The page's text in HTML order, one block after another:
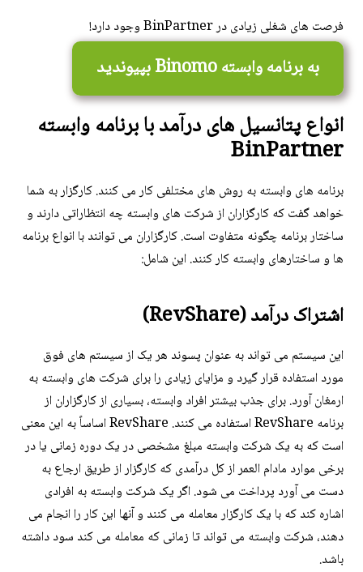
فرصت های شغلی زیادی در BinPartner وجود دارد!
به برنامه وابسته Binomo بپیوندید
انواع پتانسیل های درآمد با برنامه وابسته
BinPartner
برنامه های وابسته به روش های مختلفی کار می کنند. کارگزار به شما
خواهد گفت که کارگزاران از شرکت های وابسته چه انتظاراتی دارند و
ساختار برنامه چگونه متفاوت است. کارگزاران می توانند با انواع برنامه
ها و ساختارهای وابسته کار کنند. این شامل:
اشتراک درآمد (RevShare)
این سیستم می تواند به عنوان پسوند هر یک از سیستم های فوق
مورد استفاده قرار گیرد و مزایای زیادی را برای شرکت های وابسته به
ارمغان آورد. برای جذب بیشتر افراد وابسته، بسیاری از کارگزاران از
برنامه RevShare استفاده می کنند. RevShare اساساً به این معنی
است که به یک شرکت وابسته مبلغ مشخصی در یک دوره زمانی یا در
برخی موارد مادام العمر از کل درآمدی که کارگزار از طریق ارجاع به
دست می آورد پرداخت می شود. اگر یک شرکت وابسته به افرادی
اشاره کند که با یک کارگزار معامله می کنند و آنها این کار را انجام می
دهند، شرکت وابسته می تواند تا زمانی که معامله می کند سود داشته
باشد.